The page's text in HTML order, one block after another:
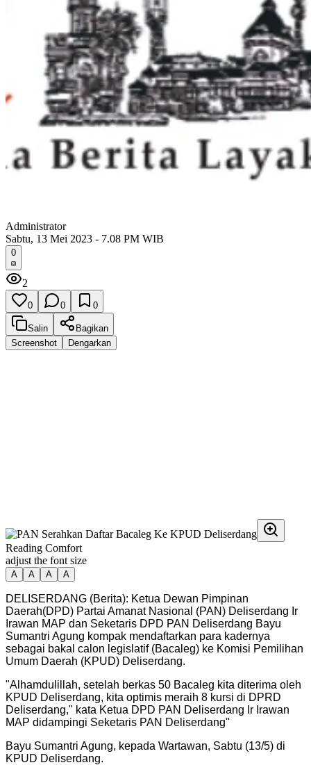
Administrator
Sabtu, 13 Mei 2023 - 7.08 PM WIB
0
2
0 0 0
Salin
Bagikan
Screenshot
Dengarkan
Reading Comfort
adjust the font size
A A A A
DELISERDANG (Berita): Ketua Dewan Pimpinan
Daerah(DPD) Partai Amanat Nasional (PAN) Deliserdang Ir
Irawan MAP dan Seketaris DPD PAN Deliserdang Bayu
Sumantri Agung kompak mendaftarkan para kadernya
sebagai bakal calon legislatif (Bacaleg) ke Komisi Pemilihan
Umum Daerah (KPUD) Deliserdang.
"Alhamdulillah, setelah berkas 50 Bacaleg kita diterima oleh
KPUD Deliserdang, kita optimis meraih 8 kursi di DPRD
Deliserdang," kata Ketua DPD PAN Deliserdang Ir Irawan
MAP didampingi Seketaris PAN Deliserdang"
Bayu Sumantri Agung, kepada Wartawan, Sabtu (13/5) di
KPUD Deliserdang.